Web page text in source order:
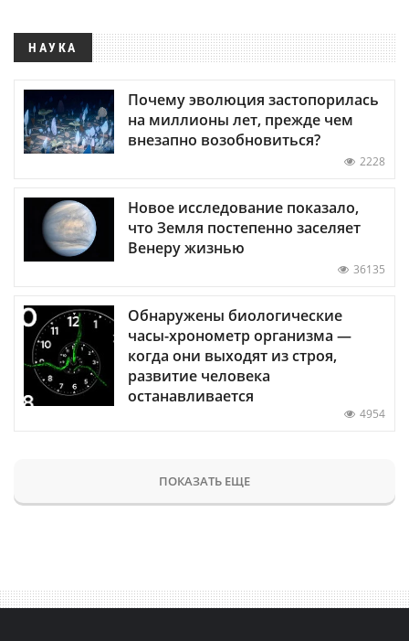
НАУКА
Почему эволюция застопорилась
на миллионы лет, прежде чем
внезапно возобновиться?
2228
Новое исследование показало,
что Земля постепенно заселяет
Венеру жизнью
36135
Обнаружены биологические
часы-хронометр организма —
когда они выходят из строя,
развитие человека
останавливается
4954
ПОКАЗАТЬ ЕЩЕ